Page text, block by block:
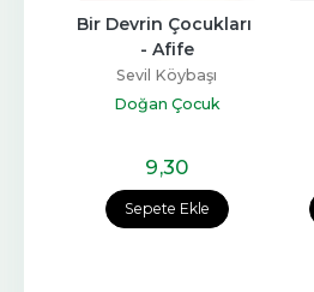
Sepete Ekle
Bir Devrin Çocukları
- Afife
Sevil Köybaşı
Doğan Çocuk
9,30